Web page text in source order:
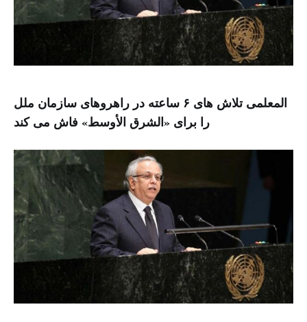
المعلمی تلاش های ۶ ساعته در راهروهای سازمان ملل
را برای «الشرق الأوسط» فاش می کند